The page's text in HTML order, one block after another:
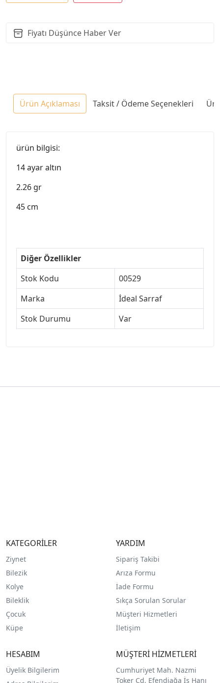
Fiyatı Düşünce Haber Ver
Ürün Açıklaması Taksit / Ödeme Seçenekleri
ürün bilgisi:
14 ayar altın
2.26 gr
45 cm
Diğer Özellikler
Stok Kodu
00529
Marka
İdeal Sarraf
Stok Durumu
Var
KATEGORİLER
Ziynet
Bilezik
Kolye
Bileklik
Çocuk
Küpe
YARDIM
Sipariş Takibi
Arıza Formu
İade Formu
Sıkça Sorulan Sorular
Müşteri Hizmetleri
İletişim
HESABIM
Üyelik Bilgilerim
MÜŞTERİ HİZMETLERİ
Cumhuriyet Mah. Nazmi
Toker Cd. Efendiağa İş Hanı